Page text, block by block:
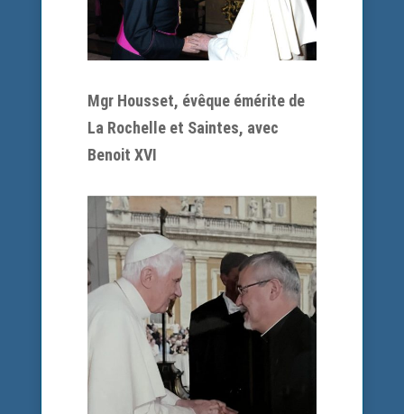
Mgr Housset, évêque émérite de
La Rochelle et Saintes, avec
Benoit XVI